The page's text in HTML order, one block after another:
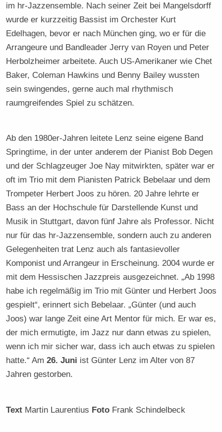
im hr-Jazzensemble. Nach seiner Zeit bei Mangelsdorff
wurde er kurzzeitig Bassist im Orchester Kurt
Edelhagen, bevor er nach München ging, wo er für die
Arrangeure und Bandleader Jerry van Royen und Peter
Herbolzheimer arbeitete. Auch US-Amerikaner wie Chet
Baker, Coleman Hawkins und Benny Bailey wussten
sein swingendes, gerne auch mal rhythmisch
raumgreifendes Spiel zu schätzen.
Ab den 1980er-Jahren leitete Lenz seine eigene Band
Springtime, in der unter anderem der Pianist Bob Degen
und der Schlagzeuger Joe Nay mitwirkten, später war er
oft im Trio mit dem Pianisten Patrick Bebelaar und dem
Trompeter Herbert Joos zu hören. 20 Jahre lehrte er
Bass an der Hochschule für Darstellende Kunst und
Musik in Stuttgart, davon fünf Jahre als Professor. Nicht
nur für das hr-Jazzensemble, sondern auch zu anderen
Gelegenheiten trat Lenz auch als fantasievoller
Komponist und Arrangeur in Erscheinung. 2004 wurde er
mit dem Hessischen Jazzpreis ausgezeichnet. „Ab 1998
habe ich regelmäßig im Trio mit Günter und Herbert Joos
gespielt“, erinnert sich Bebelaar. „Günter (und auch
Joos) war lange Zeit eine Art Mentor für mich. Er war es,
der mich ermutigte, im Jazz nur dann etwas zu spielen,
wenn ich mir sicher war, dass ich auch etwas zu spielen
hatte.“ Am26. Juni ist Günter Lenz im Alter von 87
Jahren gestorben.
Text Martin Laurentius Foto Frank Schindelbeck